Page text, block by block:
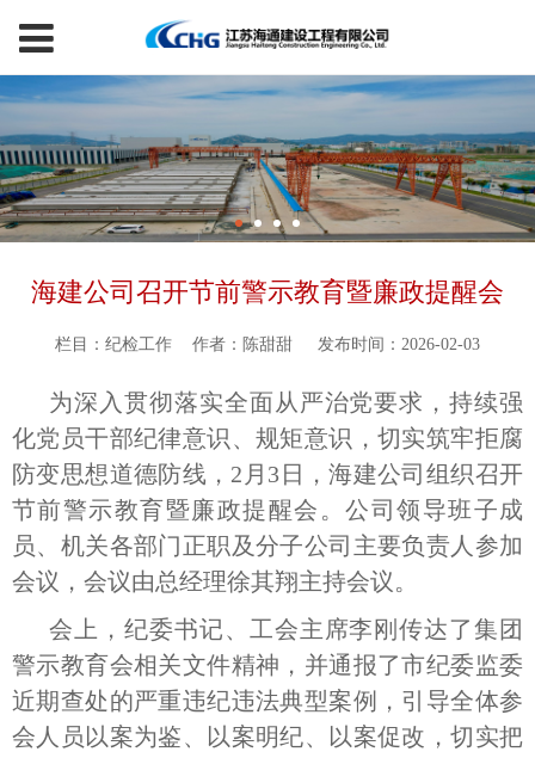
海建公司召开节前警示教育暨廉政提醒会
栏目：纪检工作 作者：陈甜甜 发布时间：2026-02-03
为深入贯彻落实全面从严治党要求，持续强
化党员干部纪律意识、规矩意识，切实筑牢拒腐
防变思想道德防线，2月3日，海建公司组织召开
节前警示教育暨廉政提醒会。公司领导班子成
员、机关各部门正职及分子公司主要负责人参加
会议，会议由总经理徐其翔主持会议。
会上，纪委书记、工会主席李刚传达了集团
警示教育会相关文件精神，并通报了市纪委监委
近期查处的严重违纪违法典型案例，引导全体参
会人员以案为鉴、以案明纪、以案促改，切实把